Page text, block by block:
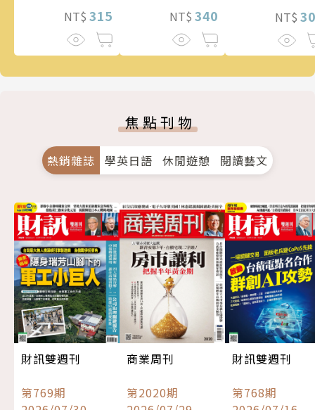
NT$ 315
的情慾與驚悚！
NT$ 340 NT$
焦點刊物
熱銷雜誌 學英日語 休閒遊憩 閱讀藝文
財訊雙週刊
第769期
商業周刊
第2020期
財訊雙週刊
第768期